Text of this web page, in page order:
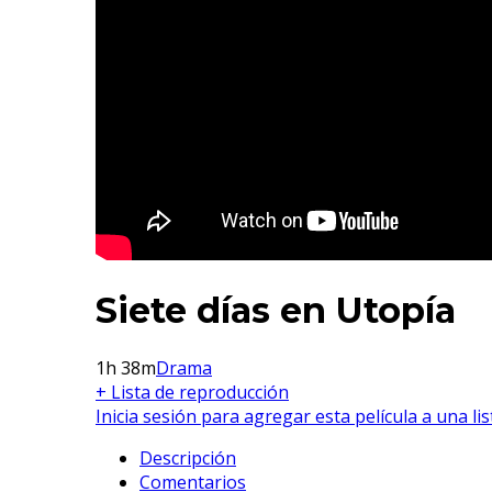
Siete días en Utopía
1h 38mDrama
+ Lista de reproducción
Inicia sesión para agregar esta película a una
Descripción
Comentarios